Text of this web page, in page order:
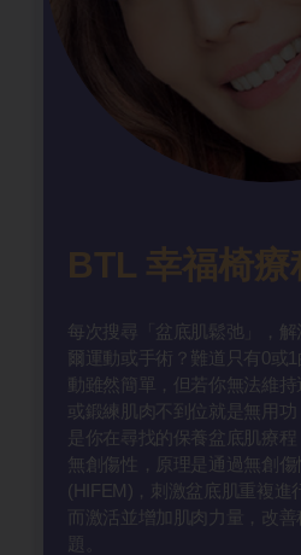
BTL 幸福椅療
每次搜尋「盆底肌鬆弛」，
爾運動或手術？難道只有0或1
動雖然簡單，但若你無法維
或鍛練肌肉不到位就是無用
是你在尋找的保養盆底肌療程
無創傷性，原理是通過無創傷
(HIFEM)，刺激盆底肌重複進
而激活並增加肌肉力量，改
題。